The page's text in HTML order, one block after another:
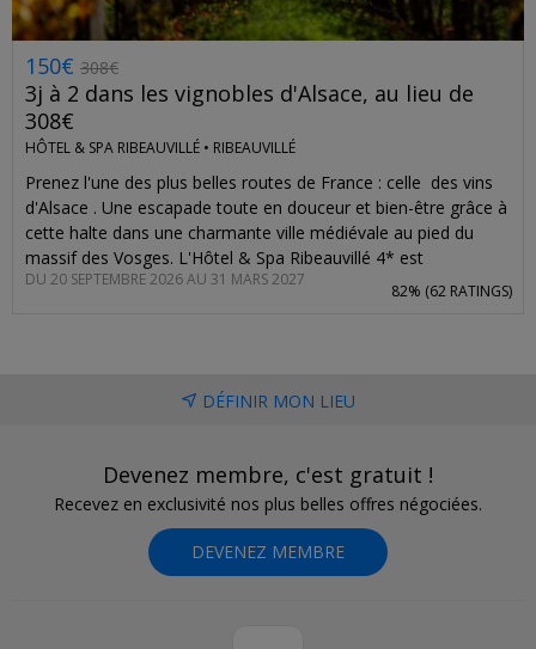
150€ 308€
3j à 2 dans les vignobles d'Alsace, au lieu de
308€
HÔTEL & SPA RIBEAUVILLÉ • RIBEAUVILLÉ
Prenez l'une des plus belles routes de France : celle des vins
d'Alsace . Une escapade toute en douceur et bien-être grâce à
cette halte dans une charmante ville médiévale au pied du
massif des Vosges. L'Hôtel & Spa Ribeauvillé 4* est
parfaitement situé entre de charmants villages bordés de
déjeuners et accès au spa dès 150€ , soit une réduction entre
DU 20 SEPTEMBRE 2026 AU 31 MARS 2027
82% (62 RATINGS)
DÉFINIR MON LIEU
Devenez membre, c'est gratuit !
Recevez en exclusivité nos plus belles offres négociées.
DEVENEZ MEMBRE